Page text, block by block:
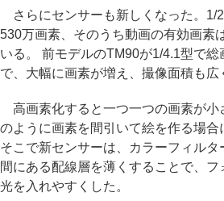
さらにセンサーも新しくなった。1/
530万画素、そのうち動画の有効画素
いる。 前モデルのTM90が1/4.1型で
で、大幅に画素が増え、撮像面積も広
高画素化すると一つ一つの画素が小
のように画素を間引いて絵を作る場合
そこで新センサーは、カラーフィル
間にある配線層を薄くすることで、
光を入れやすくした。